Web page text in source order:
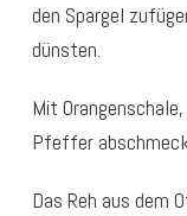
den Spargel
dünsten.
Mit
Pfeffer
Das Reh aus dem